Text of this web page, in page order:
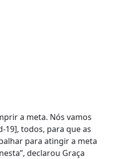
a meta. Nós vamos
19], todos, para que as
para atingir a meta
declarou Graça